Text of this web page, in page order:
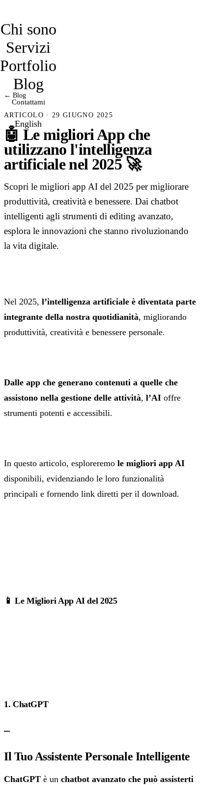
Chi sono
Servizi
Portfolio
Blog
Contattami
English
← Blog
ARTICOLO · 29 GIUGNO 2025
🤖 Le migliori App che
utilizzano l'intelligenza
artificiale nel 2025 🚀
Scopri le migliori app AI del 2025 per migliorare
produttività, creatività e benessere. Dai chatbot
intelligenti agli strumenti di editing avanzato,
esplora le innovazioni che stanno rivoluzionando
la vita digitale.
Nel 2025, l’intelligenza artificiale è diventata parte
integrante della nostra quotidianità, migliorando
produttività, creatività e benessere personale.
Dalle app che generano contenuti a quelle che
assistono nella gestione delle attività, l’AI offre
strumenti potenti e accessibili.
In questo articolo, esploreremo le migliori app AI
disponibili, evidenziando le loro funzionalità
principali e fornendo link diretti per il download.
📱 Le Migliori App AI del 2025
1. ChatGPT
–
Il Tuo Assistente Personale Intelligente
ChatGPT è un chatbot avanzato che può assisterti